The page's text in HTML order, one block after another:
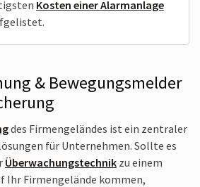
Kosten einer Alarmanlage
& Bewegungsmelder
des Firmen­geländes ist ein zentraler
für Unternehmen. Sollte es
Überwachungs­technik zu einem
Firmengelände kommen,